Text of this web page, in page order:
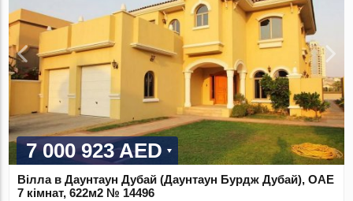
7 000 923 AED
Вілла в Даунтаун Дубай (Даунтаун Бурдж Дубай), ОАЕ
7 кімнат, 622м2 № 14496